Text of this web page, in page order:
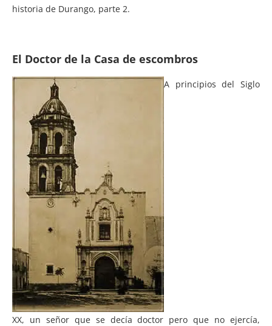
historia de Durango, parte 2.
El Doctor de la Casa de escombros
A principios del Siglo
XX, un señor que se decía doctor pero que no ejercía,